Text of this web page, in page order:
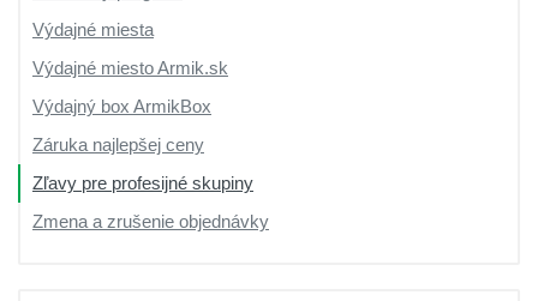
Výdajné miesta
Výdajné miesto Armik.sk
Výdajný box ArmikBox
Záruka najlepšej ceny
Zľavy pre profesijné skupiny
Zmena a zrušenie objednávky